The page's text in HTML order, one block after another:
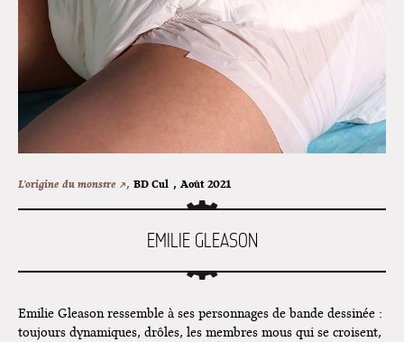
L'origine du monstre ↗, BD Cul , Août 2021
EMILIE GLEASON
Emilie Gleason ressemble à ses personnages de bande dessinée :
toujours dynamiques, drôles, les membres mous qui se croisent,
Lancements de "Ras le bol" de
Cardon
Exposition "Fungirl : Funeral
Home" à Colomiers
Tournée "Vulva Viking" : Elizabeth
Pich à Paris et Vincennes !
Dédicace de Gwénola Carrère à